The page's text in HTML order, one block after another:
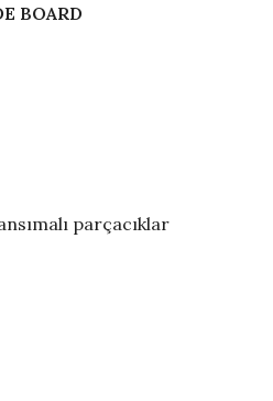
BOARD
parçacıklar